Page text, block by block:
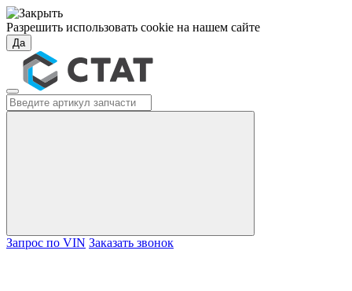
Разрешить использовать cookie на нашем сайте
Да
Запрос по VIN Заказать звонок